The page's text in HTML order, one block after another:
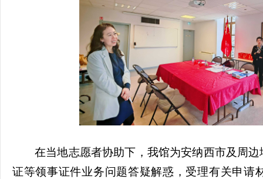
在当地志愿者协助下，我馆为安纳西市及周
证等领事证件业务问题答疑解惑，受理有关申请